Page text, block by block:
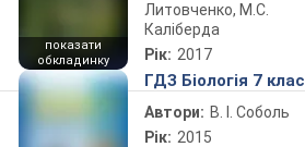
показати
обкладинку
Литовченко, М.С.
Каліберда
Рік: 2017
ГДЗ Біологія 7 клас
Автори: В. І. Соболь
Рік: 2015